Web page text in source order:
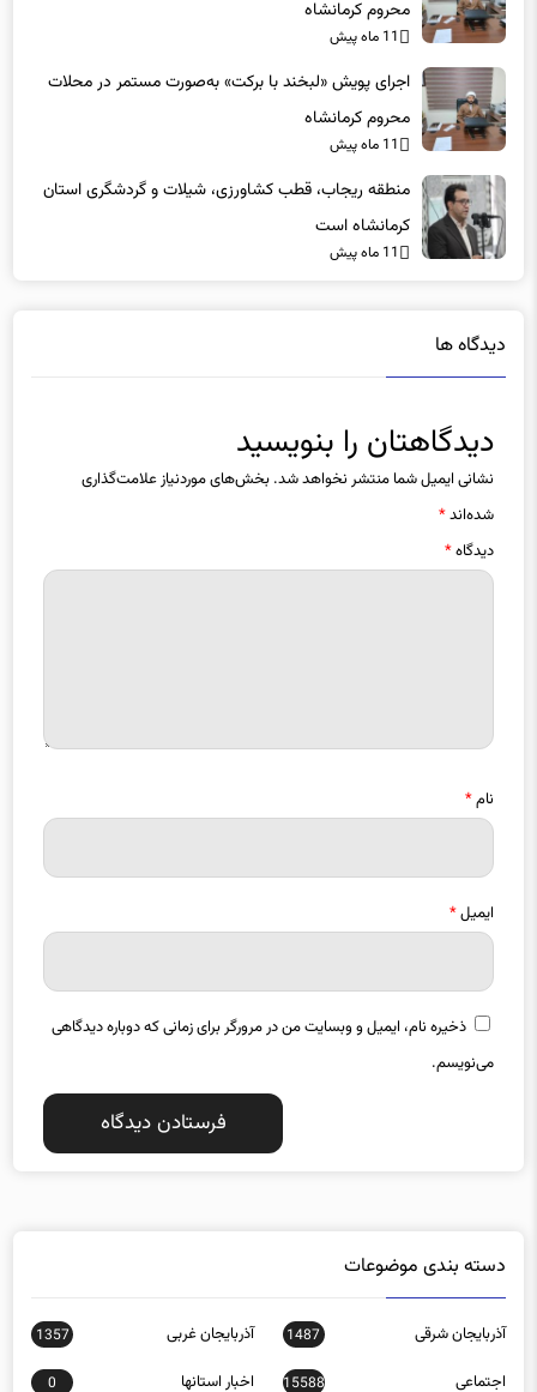
اجرای پویش «لبخند با برکت» به‌صورت مستمر در محلات
محروم کرمانشاه
منطقه ریجاب، قطب کشاورزی، شیلات و گردشگری استان
کرمانشاه است
11 ماه پیش
نشانی ایمیل شما منتشر نخواهد شد.بخش‌های موردنیاز علامت‌گذاری
شده‌اند*
دیدگاه*
ایمیل*
ذخیره نام، ایمیل و وبسایت من در مرورگر برای زمانی که دوباره دیدگاهی
می‌نویسم.
آذربایجان شرقی
اجتماعی 15588 اخبار استانها 0